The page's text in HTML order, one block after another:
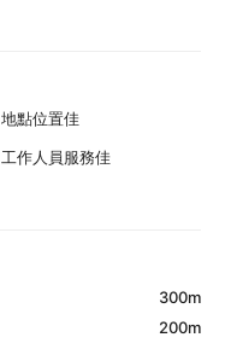
地點位置佳
工作人員服務佳
300m
200m